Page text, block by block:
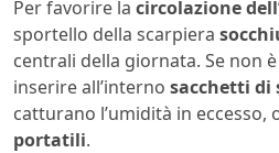
Per favorire la circolazione
sportello della scarpiera
centrali della giornata. Se non
inserire all’interno sacchetti di
catturano l’umidità in eccesso,
portatili.